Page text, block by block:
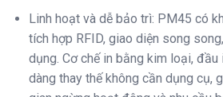
Linh hoạt và dễ bảo trì: PM45 có
tích hợp RFID, giao diện song
dụng. Cơ chế in bằng kim loại, đầu
dàng thay thế không cần dụng cụ,